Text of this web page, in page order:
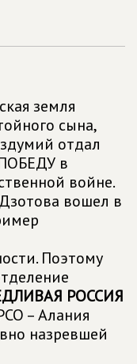
земля
сына,
отдал
в
войне.
вошел в
Поэтому
РОССИЯ
– Алания
назревшей